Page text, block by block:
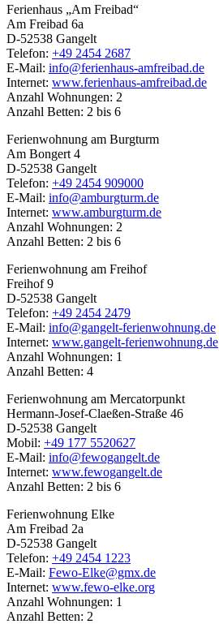
Ferienhaus „Am Freibad“
Am Freibad 6a
D-52538 Gangelt
Telefon: +49 2454 2687
E-Mail: info@ferienhaus-amfreibad.de
Internet: www.ferienhaus-amfreibad.de
Anzahl Wohnungen: 2
Anzahl Betten: 2 bis 6
Ferienwohnung am Burgturm
Am Bongert 4
D-52538 Gangelt
Telefon: +49 2454 909000
E-Mail: info@amburgturm.de
Internet: www.amburgturm.de
Anzahl Wohnungen: 2
Anzahl Betten: 2 bis 6
Ferienwohnung am Freihof
Freihof 9
D-52538 Gangelt
Telefon: +49 2454 2479
E-Mail: info@gangelt-ferienwohnung.de
Internet: www.gangelt-ferienwohnung.de
Anzahl Wohnungen: 1
Anzahl Betten: 4
Ferienwohnung am Mercatorpunkt
Hermann-Josef-Claeßen-Straße 46
D-52538 Gangelt
Mobil: +49 177 5520627
E-Mail: info@fewogangelt.de
Internet: www.fewogangelt.de
Anzahl Betten: 2 bis 6
Ferienwohnung Elke
Am Freibad 2a
D-52538 Gangelt
Telefon: +49 2454 1223
E-Mail: Fewo-Elke@gmx.de
Internet: www.fewo-elke.org
Anzahl Wohnungen: 1
Anzahl Betten: 2